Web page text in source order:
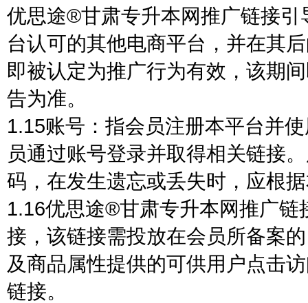
优思途®甘肃专升本网推广链接
台认可的其他电商平台，并在其
即被认定为推广行为有效，该期
告为准。
1.15账号：指会员注册本平台并
员通过账号登录并取得相关链接
码，在发生遗忘或丢失时，应根
1.16优思途®甘肃专升本网推广
接，该链接需投放在会员所备案
及商品属性提供的可供用户点击
链接。